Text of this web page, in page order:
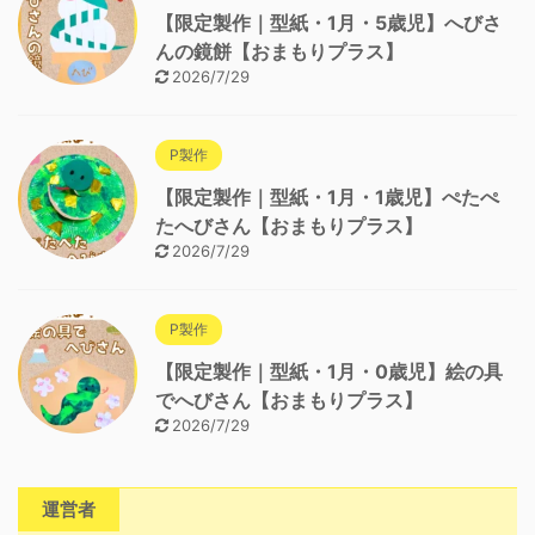
【限定製作｜型紙・1月・5歳児】へびさ
んの鏡餅【おまもりプラス】
2026/7/29
P製作
【限定製作｜型紙・1月・1歳児】ぺたぺ
たへびさん【おまもりプラス】
2026/7/29
P製作
【限定製作｜型紙・1月・0歳児】絵の具
でへびさん【おまもりプラス】
2026/7/29
運営者